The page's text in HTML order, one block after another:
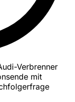
Verbrenner
mit